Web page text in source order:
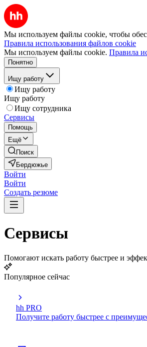
Мы используем файлы cookie, чтобы
Правила использования файлов cookie
Мы используем файлы cookie. Правила
Понятно
Ищу работу
Ищу работу
Ищу работу
Ищу сотрудника
Сервисы
Помощь
Ещё
Поиск
Бердюжье
Войти
Войти
Создать резюме
Сервисы
Помогают искать работу быстрее и
Популярное сейчас
hh PRO
Получите работу быстрее с